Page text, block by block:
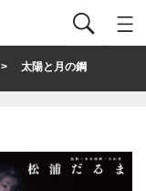
太陽と月の鋼